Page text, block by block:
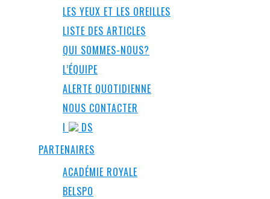
LES YEUX ET LES OREILLES
LISTE DES ARTICLES
QUI SOMMES-NOUS?
L’ÉQUIPE
ALERTE QUOTIDIENNE
NOUS CONTACTER
I
DS
PARTENAIRES
ACADÉMIE ROYALE
BELSPO